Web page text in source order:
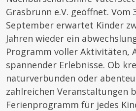
Grasbrunn e.V. geöffnet. Vom
September erwartet Kinder
Jahren wieder ein
Programm voller Aktivitäten,
spannender Erlebnisse. Ob
naturverbunden oder
zahlreichen Veranstaltungen
Ferienprogramm für jedes